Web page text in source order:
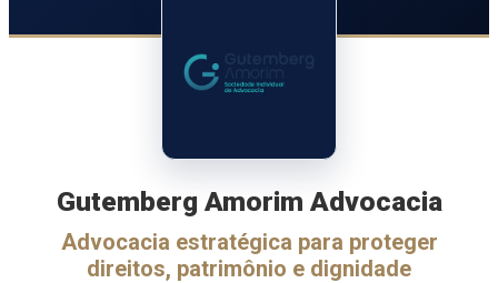
Gutemberg Amorim Advocacia
Advocacia estratégica para proteger
direitos, patrimônio e dignidade